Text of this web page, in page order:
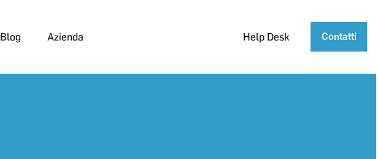
Blog Azienda Help Desk Contatti